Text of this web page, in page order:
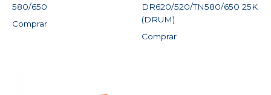
580/650
Comprar
DR620/520/TN580/650 25K
(DRUM)
Comprar